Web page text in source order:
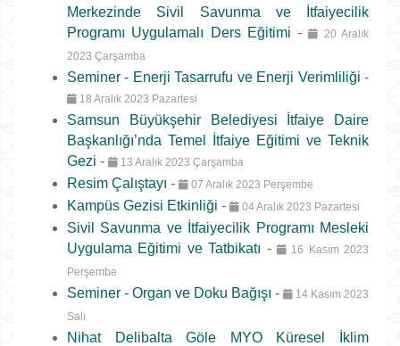
Merkezinde Sivil Savunma ve İtfaiyecilik
Programı Uygulamalı Ders Eğitimi-
20 Aralık
2023 Çarşamba
Seminer - Enerji Tasarrufu ve Enerji Verimliliği -
18 Aralık 2023 Pazartesi
Samsun Büyükşehir Belediyesi İtfaiye Daire
Başkanlığı’nda Temel İtfaiye Eğitimi ve Teknik
Gezi - 13 Aralık 2023 Çarşamba
Resim Çalıştayı - 07 Aralık 2023 Perşembe
Kampüs Gezisi Etkinliği - 04 Aralık 2023 Pazartesi
Sivil Savunma ve İtfaiyecilik Programı Mesleki
Uygulama Eğitimi ve Tatbikatı -
16 Kasım 2023
Perşembe
Seminer - Organ ve Doku Bağışı -
14 Kasım 2023
Salı
Nihat Delibalta Göle MYO Küresel İklim